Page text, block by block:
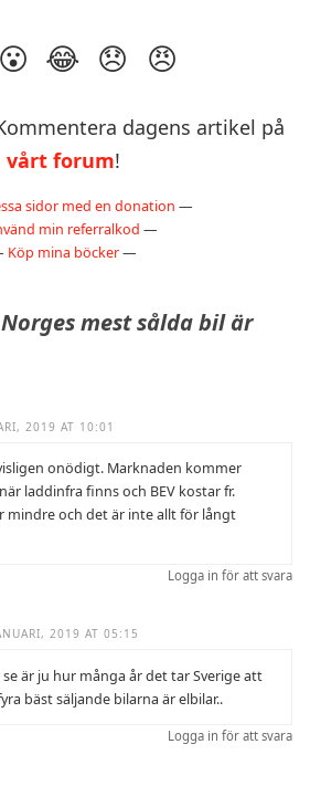
dagens artikel på
vårt forum!
sidor med en donation —
min referralkod —
Köp mina böcker—
Norges mest sålda bil är
2019 AT 10:01
onödigt. Marknaden kommer
laddinfra finns och BEV kostar fr.
mindre och det är inte allt för långt
Logga in för att svara
2019 AT 05:15
är ju hur många år det tar Sverige att
bäst säljande bilarna är elbilar..
Logga in för att svara